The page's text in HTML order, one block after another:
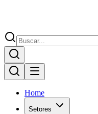
Home
Setores